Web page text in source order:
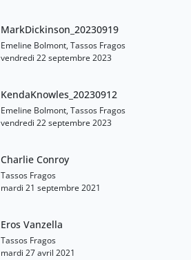
MarkDickinson_20230919
Emeline Bolmont, Tassos Fragos
vendredi 22 septembre 2023
KendaKnowles_20230912
Emeline Bolmont, Tassos Fragos
vendredi 22 septembre 2023
Charlie Conroy
Tassos Fragos
mardi 21 septembre 2021
Eros Vanzella
Tassos Fragos
mardi 27 avril 2021